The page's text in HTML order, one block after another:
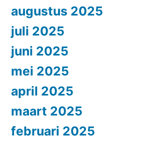
augustus 2025
juli 2025
juni 2025
mei 2025
april 2025
maart 2025
februari 2025